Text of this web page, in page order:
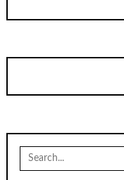
Search
for: